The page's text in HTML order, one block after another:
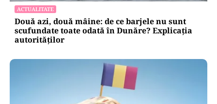
ACTUALITATE
Două azi, două mâine: de ce barjele nu sunt
scufundate toate odată în Dunăre? Explicația
autorităților